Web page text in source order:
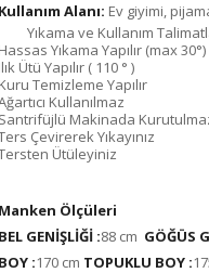
Kullanım Alanı: Ev giyimi,
Yıkama ve Kullanım
Hassas Yıkama Yapılır (max 30°)
Ilık Ütü Yapılır ( 110 ° )
Kuru Temizleme Yapılır
Kullanılmaz
Santrifüjlü Makinada
Çevirerek Yıkayınız
Ütüleyiniz
Manken Ölçüleri
BEL GENİŞLİĞİ :88 cm GÖĞÜS
BOY :170 cm TOPUKLU BOY :